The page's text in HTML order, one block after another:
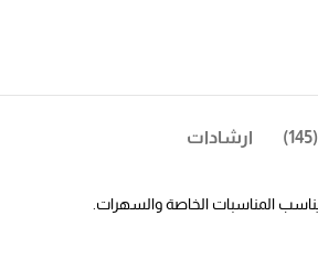
ارشادات
المناسبات الخاصة والسهرات.